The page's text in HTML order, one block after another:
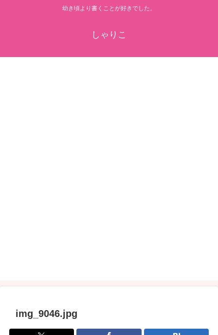
幼き頃より書くことが好きでした。
しゃりこ
img_9046.jpg